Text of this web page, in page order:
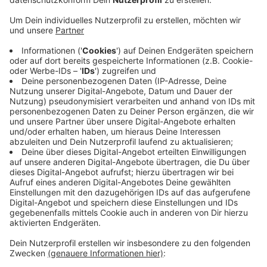
Anzeige
Zwei voll ausgestattete Notfallkrankenwagen wurden
auf einen Auflieger verladen und in die westukrainische
Stadt Ternopil gesandt. Mit dem dortigen städtischen
Krankenhaus arbeitet action medeor zusammen, um
die Menschen in der Region medizinisch zu versorgen.
Seit Kriegsausbruch ist das Gesundheitssystem auch
in der Westukraine in weiten Teilen
zusammengebrochen. Mit den Ambulanzfahrzeugen
können nun Notfallpatienten erstversorgt, überwacht
und zur Behandlung oder Operation in das Krankenhaus
Ternopil gebracht werden.
Anzeige